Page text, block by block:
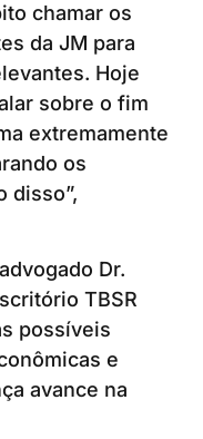
chamar os
da JM para
Hoje
sobre o fim
extremamente
os
disso”,
Dr.
TBSR
possíveis
e
avance na